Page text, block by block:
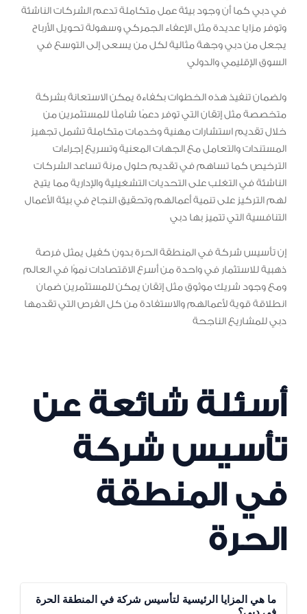
في دبي كما أن وجود بيئة عمل متكاملة تدعم الشركات الناشئة
وتوفر مزايا عديدة مثل الإعفاء الجمركي وسهولة تحويل الأرباح
يجعل من دبي وجهة مثالية لكل من يسعى إلى التوسع في
السوق الإقليمي والدولي
ولضمان تنفيذ هذه الخطوات بكفاءة يمكن الاستعانة بشركة
متخصصة مثل إتقان التي توفر دعمًا شاملًا للمستثمرين من
خلال تقديم استشارات مهنية وخدمات متكاملة تشمل تجهيز
المستندات والتعامل مع الجهات المعنية وتسريع إجراءات
الترخيص كما تساهم في تقديم حلول مرنة تساعد الشركات
الناشئة في التغلب على التحديات التشغيلية والإدارية مما يتيح
لهم التركيز على تنمية أعمالهم وتحقيق النجاح في بيئة الأعمال
التنافسية التي تتميز بها دبي
إن تأسيس شركة في المنطقة الحرة بدون كفيل يمثل فرصة
ذهبية للاستثمار في واحدة من أسرع الاقتصادات نموًا في العالم
ومع وجود شريك موثوق مثل إتقان يمكن للمستثمرين ضمان
انطلاقة قوية لأعمالهم والاستفادة من كل الفرص التي تقدمها
دبي للمشاريع الناجحة
أسئلة شائعة عن
تأسيس شركة
في المنطقة
الحرة
ما هي المزايا الرئيسية لتأسيس شركة في المنطقة الحرة